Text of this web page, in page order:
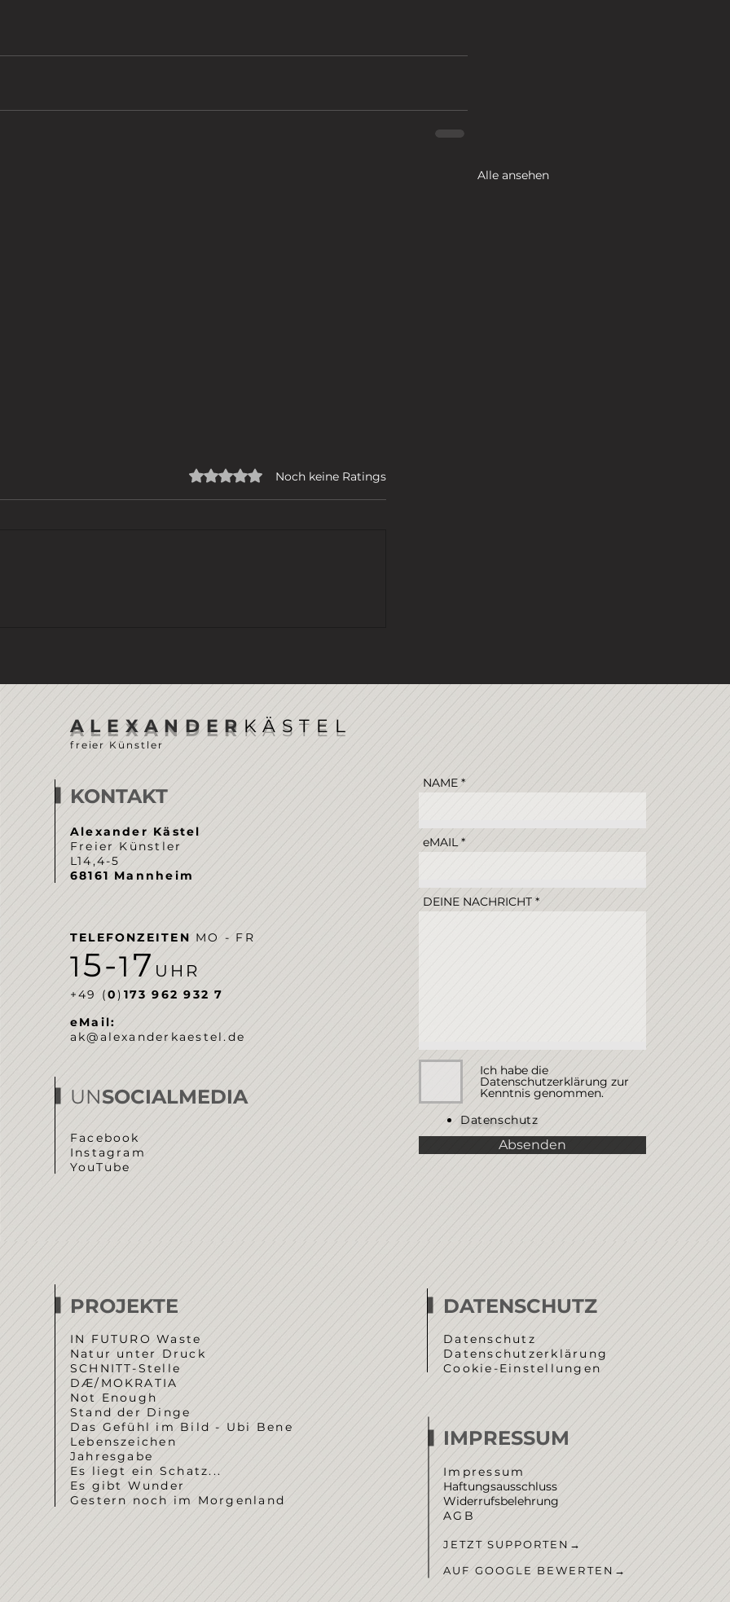
Alle ansehen
Mit 0 von 5 Sternen bewertet.
Noch keine Ratings
ALEXANDER KÄSTEL
freier Künstler
KONTAKT
Alexander Kästel
Freier Künstler
L14,4-5
68161 Mannheim
TELEFONZEITEN MO - FR
15-1 7 UHR
‭+49 (0) 173 962 932 7‬
eMail:
ak@alexanderkaestel.de
UNSOCIALMEDIA
Facebook
Instagram
YouTube
NAME
eMAIL
DEINE NACHRICHT
Ich habe die
Datenschutzerklärung zur
Kenntnis genommen.
Datenschutz
Absenden
PROJEKTE
IN FUTURO Waste
Natur unter Druck
SCHNITT-Stelle
DÆ/MOKRATIA
Not Enough
Stand der Dinge
Das Gefühl im Bild - Ubi Bene
Lebenszeichen
Jahresgabe
Es liegt ein Schatz...
Es gibt Wunder
Gestern noch im Morgenland
DATENSCHUTZ
Datenschutz
Datenschutzerklärung
Cookie-Einstellungen
IMPRESSUM
Impressum
Haftungsausschluss
Widerrufsbelehrung
AGB
JETZT SUPPORTEN →
AUF GOOGLE BEWERTEN →